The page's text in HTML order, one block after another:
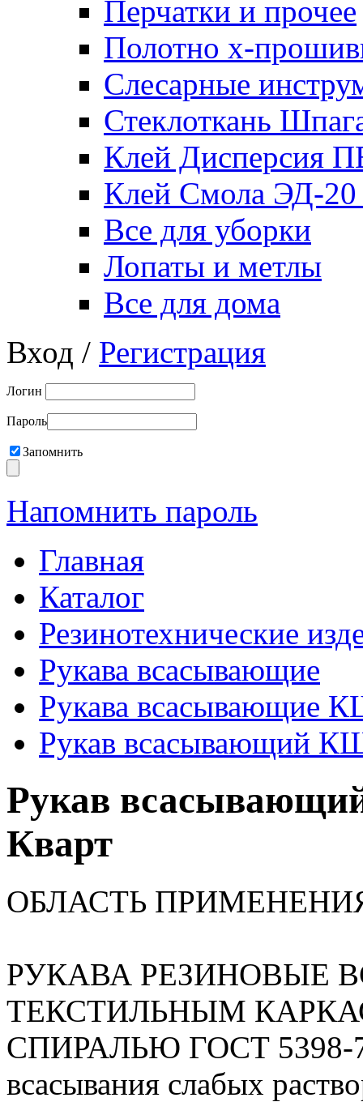
Перчатки и прочее
Полотно х-
Слесарные
Стеклоткань
Клей Дисперсия
Клей Смола ЭД-20
Все для уборки
Лопаты и метлы
Все для дома
Вход / Регистрация
Логин
Пароль
Запомнить
Напомнить пароль
Главная
Каталог
Резинотехнические
Рукава всасывающие
Рукава всасывающие
Рукав всасывающий
Рукав
Кварт
ОБЛАСТЬ
РУКАВА РЕЗИНОВЫЕ
ТЕКСТИЛЬНЫМ
СПИРАЛЬЮ ГОСТ 5398-
всасывания слабых